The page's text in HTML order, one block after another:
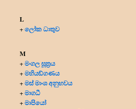
L
+ලෝක ධාතුව
M
+මංගල සූත්‍රය
+මහියඞ්ගණය
+මස් මාංශ අනුභවය
+මාගධී
+මාපියෝ